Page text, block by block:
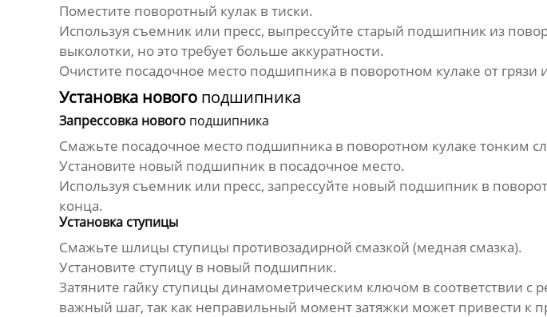
Поместите поворотный кулак в тиски.
Используя съемник или пресс, выпрессуйте старый подшипникиз
выколотки, но это требует больше аккуратности.
Очистите посадочное место подшипника в поворотном кулаке от
Установка нового подшипника
Запрессовка нового подшипника
Смажьте посадочное место подшипника в поворотном кулаке тонким
Установите новый подшипникв посадочное место.
Используя съемник или пресс, запрессуйте новый подшипникв
конца.
Установка ступицы
Смажьте шлицы ступицы противозадирной смазкой (медная смазка).
Установите ступицу в новый подшипник.
Затяните гайку ступицы динамометрическим ключом в соответствии
важный шаг, так как неправильный момент затяжки может привести к